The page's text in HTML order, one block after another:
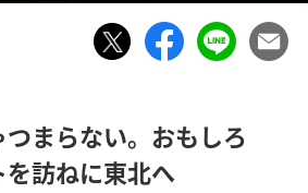
まらない。おもしろ
訪ねに東北へ